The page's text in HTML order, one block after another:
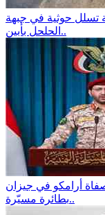
تسلل حوثية في جبهة
الحلحل بأبين..
أرامكو في جيزان
بطائرة مسيّرة..